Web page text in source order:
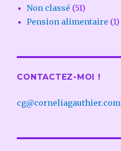
Non classé (51)
Pension alimentaire (1)
CONTACTEZ-MOI !
cg@corneliagauthier.com